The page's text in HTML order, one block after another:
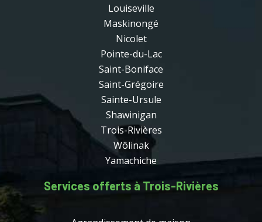
Louiseville
Maskinongé
Nicolet
Pointe-du-Lac
Saint-Boniface
Saint-Grégoire
Sainte-Ursule
Shawinigan
Trois-Rivières
Wôlinak
Yamachiche
Services offerts à Trois-Rivières